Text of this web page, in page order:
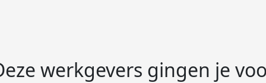
werkgevers gingen je